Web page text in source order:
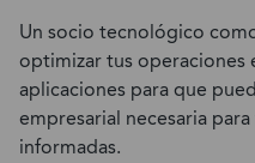
Un socio tecnológico
optimizar tus operaciones
aplicaciones para que
empresarial necesaria
informadas.